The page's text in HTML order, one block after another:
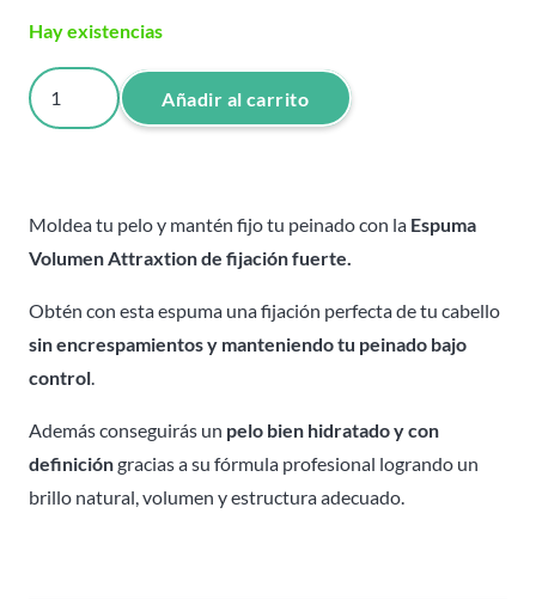
Hay existencias
Espuma
Volumen
250
ml.
Añadir al carrito
Moldea tu pelo y mantén fijo tu peinado con la Espuma
Volumen Attraxtion de fijación fuerte.
Obtén con esta espuma una fijación perfecta de tu cabello
sin encrespamientos y manteniendo tu peinado bajo
control.
Además conseguirás un pelo bien hidratado y con
definicióngracias a su fórmula profesional logrando un
brillo natural, volumen y estructura adecuado.